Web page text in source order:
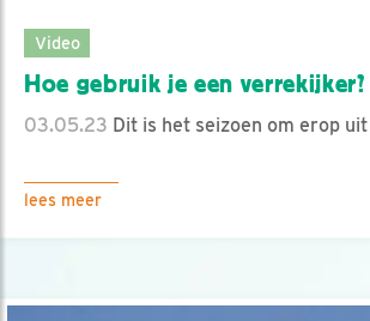
Video
Hoe gebruik je een verrekijker?
03.05.23 Dit is het seizoen om erop
lees meer